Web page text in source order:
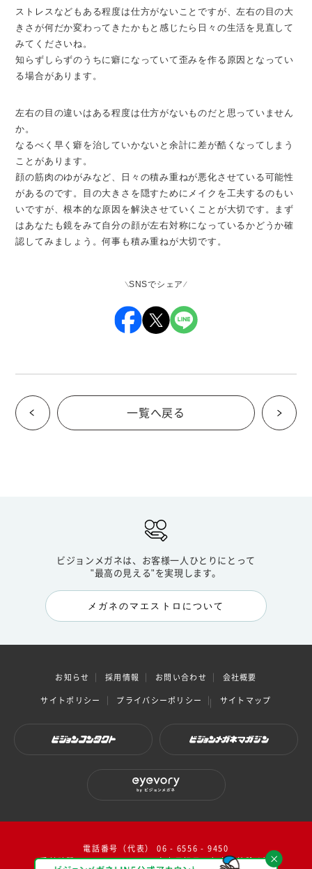
ストレスなどもある程度は仕方がないことですが、左右の目の大
きさが何だか変わってきたかもと感じたら日々の生活を見直して
みてくださいね。
知らずしらずのうちに癖になっていて歪みを作る原因となってい
る場合があります。
左右の目の違いはある程度は仕方がないものだと思っていません
か。
なるべく早く癖を治していかないと余計に差が酷くなってしまう
ことがあります。
顔の筋肉のゆがみなど、日々の積み重ねが悪化させている可能性
があるのです。目の大きさを隠すためにメイクを工夫するのもい
いですが、根本的な原因を解決させていくことが大切です。まず
はあなたも鏡をみて自分の顔が左右対称になっているかどうか確
認してみましょう。何事も積み重ねが大切です。
SNSでシェア
一覧へ戻る
ビジョンメガネは、お客様一人ひとりにとって
"最高の見える"を実現します。
メガネのマエストロについて
お知らせ 採用情報 お問い合わせ 会社概要
サイトポリシー プライバシーポリシー サイトマップ
電話番号（代表） 06 - 6556 - 9450
受付時間：10：00～17：00（ 土日祝日・年末年始除く）